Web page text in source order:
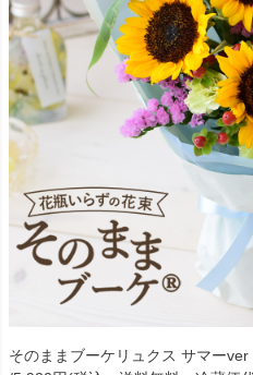
そのままブーケリュクス サマーver